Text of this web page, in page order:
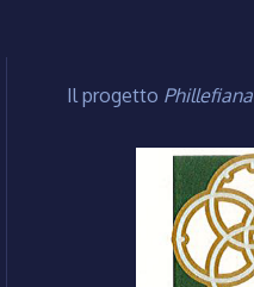
Il progetto Phillefiana